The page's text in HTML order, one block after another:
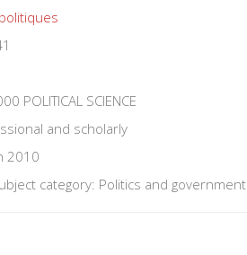
POLITICAL SCIENCE
and scholarly
2010
category: Politics and government